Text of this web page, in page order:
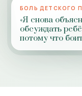
БОЛЬ ДЕТСКОГО
«Я снова
обсуждать
потому что